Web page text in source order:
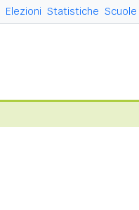
Elezioni Statistiche Scuole